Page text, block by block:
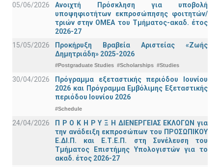
05/06/2026
Ανοιχτή Πρόσκληση για υποβολή
υποψηφιοτήτων εκπροσώπησης φοιτητών/
τριών στην ΟΜΕΑ του Τμήματος-ακαδ. έτος
2026-27
15/05/2026
Προκήρυξη Βραβεία Αριστείας «Ζωής
Δημητριάδη» 2025-2026
#Postgraduate Studies #Scholarships #Studies
30/04/2026
Πρόγραμμα εξεταστικής περιόδου Ιουνίου
2026 και Πρόγραμμα Εμβόλιμης Εξεταστικής
περιόδου Ιουνίου 2026
#Schedule
24/04/2026
Π Ρ Ο Κ Η Ρ Υ Ξ Η ΔΙΕΝΕΡΓΕΙΑΣ ΕΚΛΟΓΩΝ για
την ανάδειξη εκπροσώπων του ΠΡΟΣΩΠΙΚΟΥ
Ε.ΔΙ.Π. και Ε.Τ.Ε.Π. στη Συνέλευση του
Τμήματος Επιστήμης Υπολογιστών για το
ακαδ. έτος 2026-27